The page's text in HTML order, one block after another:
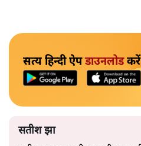
सत्य हिन्दी ऐपडाउनलोडकरें
सतीश झा